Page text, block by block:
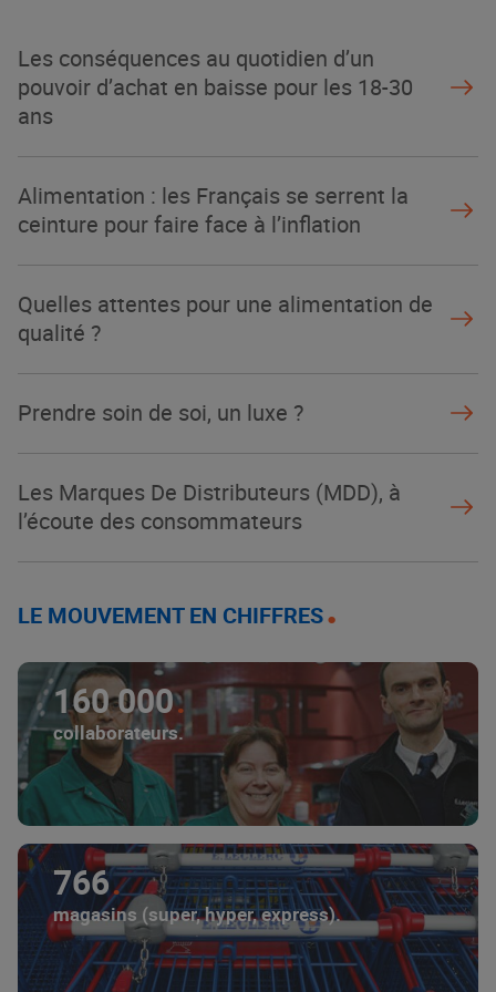
NOTRE MODÈLE
Les conséquences au quotidien d’un
pouvoir d’achat en baisse pour les 18-30
ans
Alimentation : les Français se serrent la
ceinture pour faire face à l’inflation
Quelles attentes pour une alimentation de
qualité ?
Prendre soin de soi, un luxe ?
Les Marques De Distributeurs (MDD), à
l’écoute des consommateurs
LE MOUVEMENT EN CHIFFRES
160 000
collaborateurs.
766
magasins (super, hyper, express).